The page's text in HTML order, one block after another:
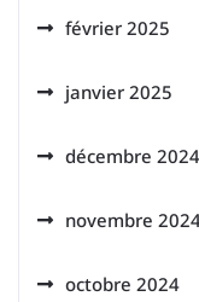
février 2025
janvier 2025
décembre 2024
novembre
octobre 2024